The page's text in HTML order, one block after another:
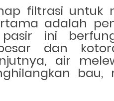
filtrasi untuk
adalah
ini
dan
air
bau,